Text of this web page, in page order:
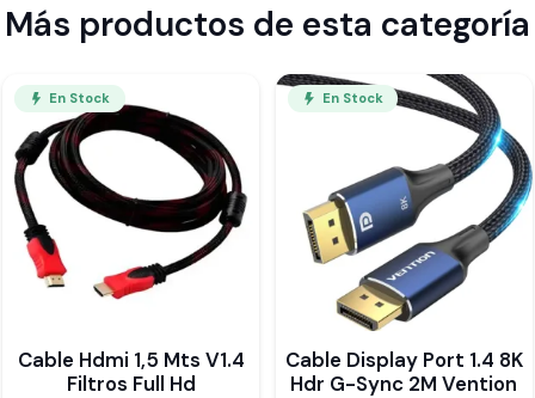
Más productos de esta categoría
En Stock
Cable Hdmi 1,5 Mts V1.4
Filtros Full Hd
En Stock
Cable Display Port 1.4 8K
Hdr G-Sync 2M Vention